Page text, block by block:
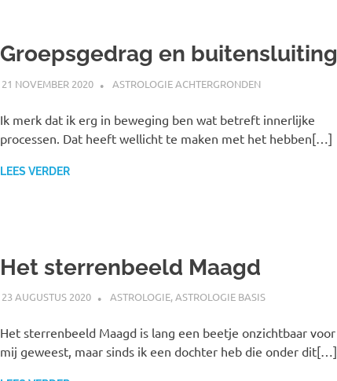
Groepsgedrag en buitensluiting
21 NOVEMBER 2020 MARJOLEIN
ASTROLOGIE ACHTERGRONDEN
Ik merk dat ik erg in beweging ben wat betreft innerlijke
processen. Dat heeft wellicht te maken met het hebben[…]
LEES VERDER
Het sterrenbeeld Maagd
23 AUGUSTUS 2020 MARJOLEIN
ASTROLOGIE,ASTROLOGIE BASIS
Het sterrenbeeld Maagd is lang een beetje onzichtbaar voor
mij geweest, maar sinds ik een dochter heb die onder dit[…]